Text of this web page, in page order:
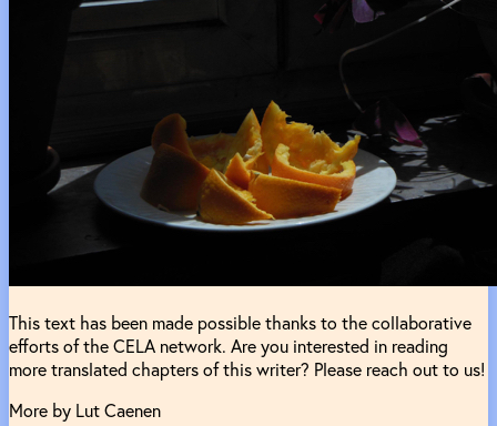
This text has been made possible thanks to the collaborative
efforts of the CELA network. Are you interested in reading
more translated chapters of this writer? Please reach out to us!
More by Lut Caenen